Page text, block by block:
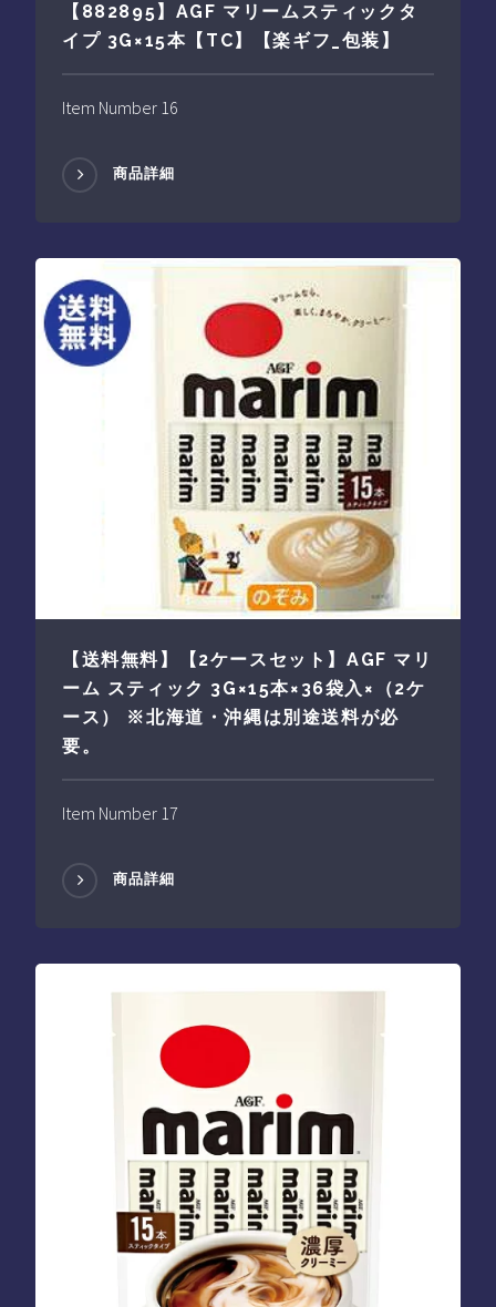
【882895】AGF マリームスティックタ
イプ 3G×15本【TC】【楽ギフ_包装】
Item Number 16
商品詳細
【送料無料】【2ケースセット】AGF マリ
ーム スティック 3G×15本×36袋入×（2ケ
ース） ※北海道・沖縄は別途送料が必
要。
Item Number 17
商品詳細